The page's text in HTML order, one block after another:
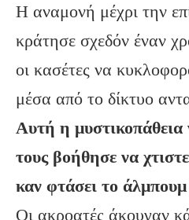
Η αναμονή μέχρι την
κράτησε σχεδόν έναν
οι κασέτες να
μέσα από το δίκτυο
Αυτή η
τους βοήθησε να
καν φτάσει το
Οι ακροατές άκουγαν